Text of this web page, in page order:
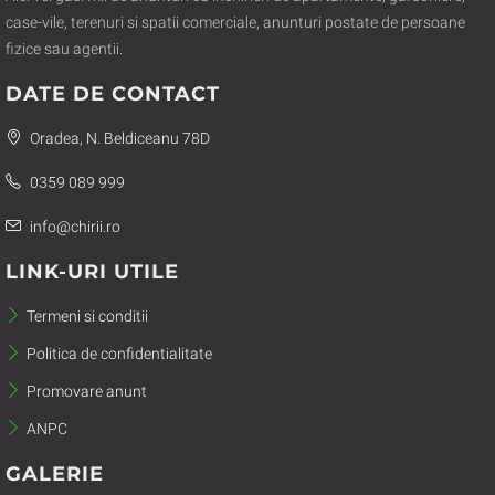
case-vile, terenuri si spatii comerciale, anunturi postate de persoane
fizice sau agentii.
DATE DE CONTACT
Oradea, N. Beldiceanu 78D
0359 089 999
info@chirii.ro
LINK-URI UTILE
Termeni si conditii
Politica de confidentialitate
Promovare anunt
ANPC
GALERIE